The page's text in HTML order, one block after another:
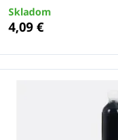
Skladom
4,09 €